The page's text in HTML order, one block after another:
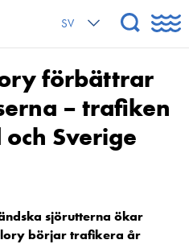
SV
förbättrar
– trafiken
Sverige
sjörutterna ökar
börjar trafikera år